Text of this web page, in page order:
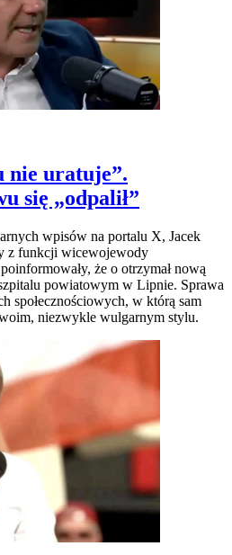
nie uratuje”.
się „odpalił”
wpisów na portalu X, Jacek
z funkcji wicewojewody
że o otrzymał nową
powiatowym w Lipnie. Sprawa
społecznościowych, w którą sam
niezwykle wulgarnym stylu.